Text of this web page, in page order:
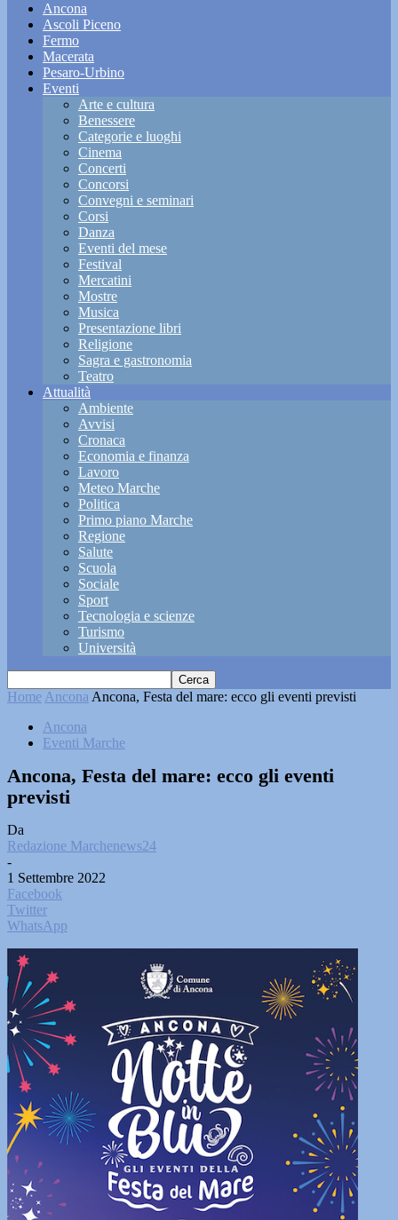
Ancona
Ascoli Piceno
Fermo
Macerata
Pesaro-Urbino
Eventi
Arte e cultura
Benessere
Categorie e luoghi
Cinema
Concerti
Concorsi
Convegni e seminari
Corsi
Danza
Eventi del mese
Festival
Mercatini
Mostre
Musica
Presentazione libri
Religione
Sagra e gastronomia
Teatro
Attualità
Ambiente
Avvisi
Cronaca
Economia e finanza
Lavoro
Meteo Marche
Politica
Primo piano Marche
Regione
Salute
Scuola
Sociale
Sport
Tecnologia e scienze
Turismo
Università
Home Ancona Ancona, Festa del mare: ecco gli eventi previsti
Ancona
Eventi Marche
Ancona, Festa del mare: ecco gli eventi
previsti
Da
Redazione Marchenews24
-
1 Settembre 2022
Facebook
Twitter
WhatsApp